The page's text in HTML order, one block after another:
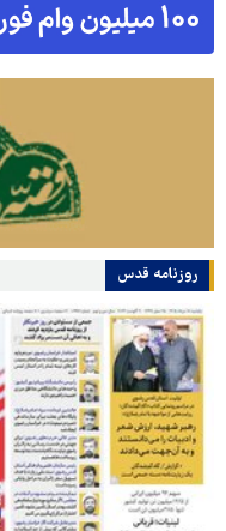
روزنامه قدس